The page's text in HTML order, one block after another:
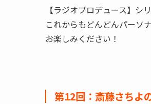
【ラジオプロデュース】シ
これからもどんどんパーソ
お楽しみください！
第12回：斎藤さちよ